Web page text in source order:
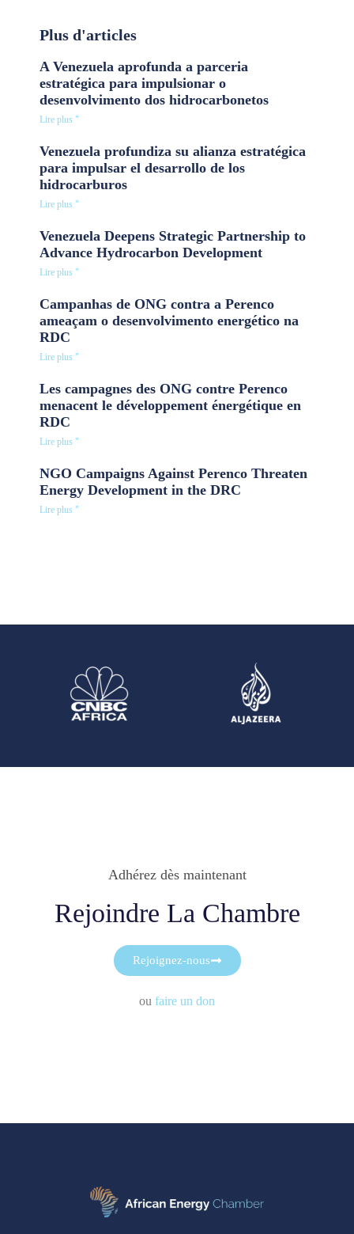
Plus d'articles
A Venezuela aprofunda a parceria
estratégica para impulsionar o
desenvolvimento dos hidrocarbonetos
Lire plus "
Venezuela profundiza su alianza estratégica
para impulsar el desarrollo de los
hidrocarburos
Lire plus "
Venezuela Deepens Strategic Partnership to
Advance Hydrocarbon Development
Lire plus "
Campanhas de ONG contra a Perenco
ameaçam o desenvolvimento energético na
RDC
Lire plus "
Les campagnes des ONG contre Perenco
menacent le développement énergétique en
RDC
Lire plus "
NGO Campaigns Against Perenco Threaten
Energy Development in the DRC
Lire plus "
Adhérez dès maintenant
Rejoindre La Chambre
Rejoignez-nous
ou faire un don